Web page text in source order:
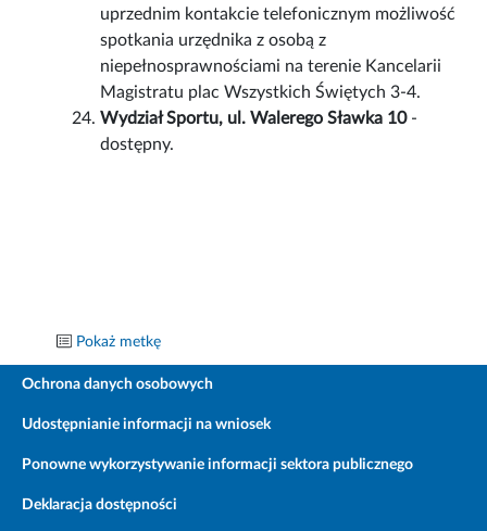
uprzednim kontakcie telefonicznym możliwość
spotkania urzędnika z osobą z
niepełnosprawnościami na terenie Kancelarii
Magistratu plac Wszystkich Świętych 3-4.
Wydział Sportu, ul. Walerego Sławka 10 -
dostępny.
Pokaż metkę
Ochrona danych osobowych
Udostępnianie informacji na wniosek
Ponowne wykorzystywanie informacji sektora publicznego
Deklaracja dostępności